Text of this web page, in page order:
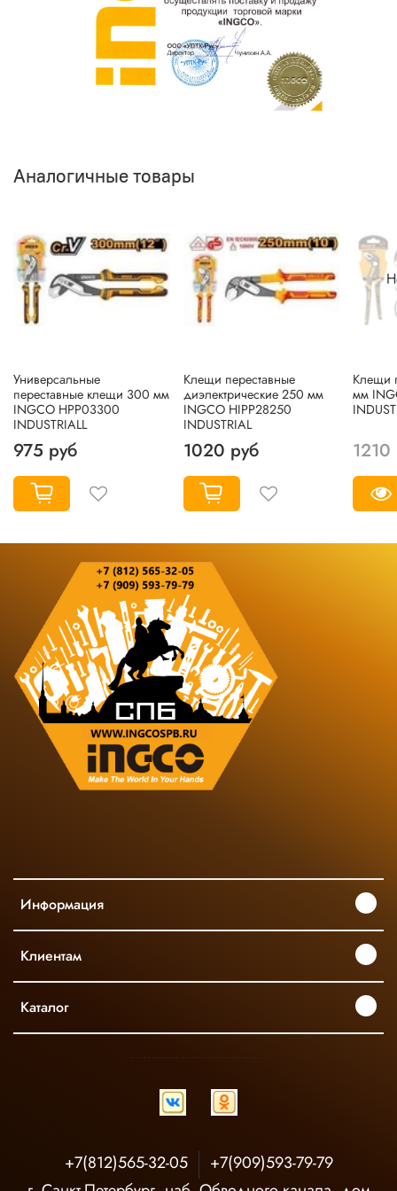
Аналогичные товары
Универсальные
переставные клещи 300 мм
INGCO HPP03300
INDUSTRIALL
975 руб
Клещи переставные
диэлектрические 250 мм
INGCO HIPP28250
INDUSTRIAL
1020 руб
Клещи
мм
1210
Информация
Клиентам
Каталог
+7(812)565-32-05
+7(909)593-79-79